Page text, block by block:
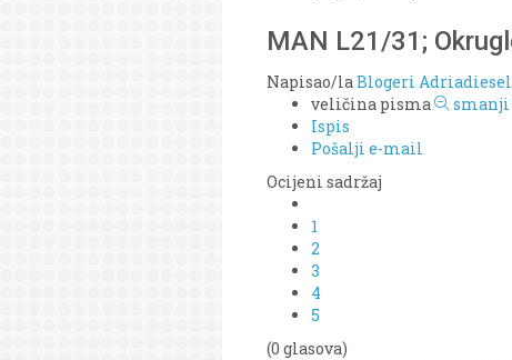
MAN L21/31;
Napisao/laBlogeri Adriadiesel
veličina pisma
Ispis
Pošalji e-mail
Ocijeni sadržaj
1
2
3
4
5
(0 glasova)